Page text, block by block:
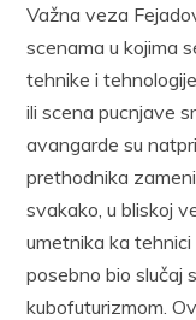
Važna veza
scenama u kojima
tehnike i
ili scena pucnjave
avangarde su
prethodnika
svakako, u bliskoj
umetnika ka
posebno bio slučaj
kubofuturizmom.